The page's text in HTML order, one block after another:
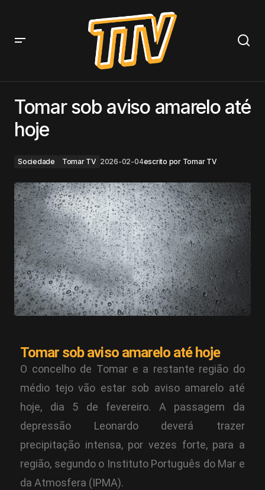
Tomar sob aviso amarelo até
hoje
Sociedade Tomar TV 2026-02-04escrito por Tomar TV
Tomar sob aviso amarelo até hoje
O concelho de Tomar e a restante região do
médio tejo vão estar sob aviso amarelo até
hoje, dia 5 de fevereiro. A passagem da
depressão Leonardo deverá trazer
precipitação intensa, por vezes forte, para a
região, segundo o Instituto Português do Mar e
da Atmosfera (IPMA).